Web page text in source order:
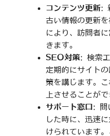
コンテンツ更新:
古い情報の更新
により、訪問者
きます。
SEO対策: 検索エ
定期的にサイト
策を講じます。
上させることがで
サポート窓口 : 問
した時に、迅速
けられています